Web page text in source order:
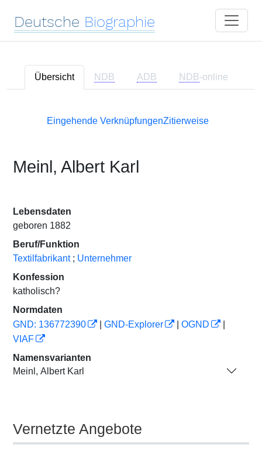
Deutsche Biographie
Übersicht NDB ADB NDB-online
Eingehende VerknüpfungenZitierweise
Meinl, Albert Karl
Lebensdaten
geboren 1882
Beruf/Funktion
Textilfabrikant ; Unternehmer
Konfession
katholisch?
Normdaten
GND: 136772390
GND-Explorer OGND
VIAF
Namensvarianten
Meinl, Albert Karl
Vernetzte Angebote